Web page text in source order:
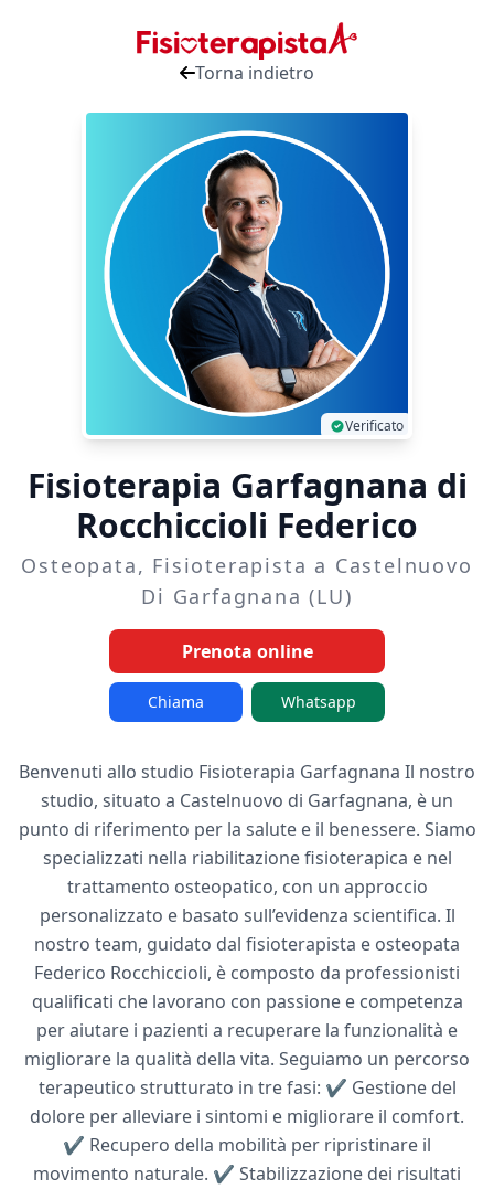
Torna indietro
Verificato
Fisioterapia Garfagnana di
Rocchiccioli Federico
Osteopata, Fisioterapista a Castelnuovo
Di Garfagnana (LU)
Prenota online
Chiama Whatsapp
Benvenuti allo studio Fisioterapia Garfagnana Il nostro
studio, situato a Castelnuovo di Garfagnana, è un
punto di riferimento per la salute e il benessere. Siamo
specializzati nella riabilitazione fisioterapica e nel
trattamento osteopatico, con un approccio
personalizzato e basato sull’evidenza scientifica. Il
nostro team, guidato dal fisioterapista e osteopata
Federico Rocchiccioli, è composto da professionisti
qualificati che lavorano con passione e competenza
per aiutare i pazienti a recuperare la funzionalità e
migliorare la qualità della vita. Seguiamo un percorso
terapeutico strutturato in tre fasi: ✔ Gestione del
dolore per alleviare i sintomi e migliorare il comfort.
✔ Recupero della mobilità per ripristinare il
movimento naturale. ✔ Stabilizzazione dei risultati